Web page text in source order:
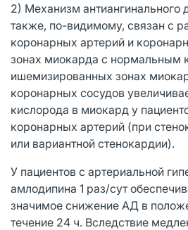
2) Механизм антиангинального
также, по-видимому, связан с
коронарных артерий и
зонах миокарда с нормальным
ишемизированных зонах
коронарных сосудов
кислорода в миокард у
коронарных артерий (при
или вариантной стенокардии).
У пациентов с артериальной
амлодипина 1 раз/сут
значимое снижение АД в
течение 24 ч. Вследствие